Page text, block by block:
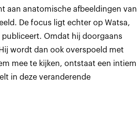
aan anatomische afbeeldingen van
De focus ligt echter op Watsa,
Omdat hij doorgaans
wordt dan ook overspoeld met
mee te kijken, ontstaat een intiem
in deze veranderende